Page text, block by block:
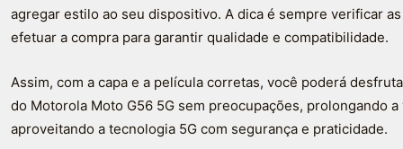
agregar estilo ao seu dispositivo. A dica é sempre verificar
efetuar a compra para garantir qualidade e compatibilidade.
Assim, com a capa e a película corretas, você poderá
do Motorola Moto G56 5G sem preocupações, prolongando
aproveitando a tecnologia 5G com segurança e praticidade.